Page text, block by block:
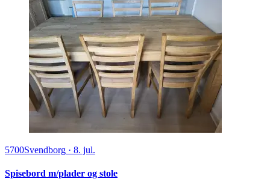
5700Svendborg · 8. jul.
Spisebord m/plader og stole